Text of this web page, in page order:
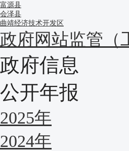
富源县
会泽县
曲靖经济技术开发区
政府网站监管（
政府信息
公开年报
2025年
2024年